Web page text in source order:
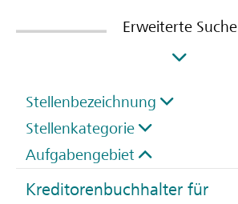
Erweiterte Suche
Stellenbezeichnung
Stellenkategorie
Aufgabengebiet
Kreditorenbuchhalter für